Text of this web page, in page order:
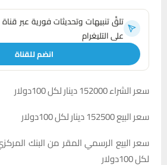
تلقَّ تنبيهات وتحديثات فورية عبر قناة
على التليغرام
انضم للقناة
سعر الشراء 152000 دينار لكل 100دولار
سعر البيع 152500 دينار لكل 100دولار
لكل 100دولار